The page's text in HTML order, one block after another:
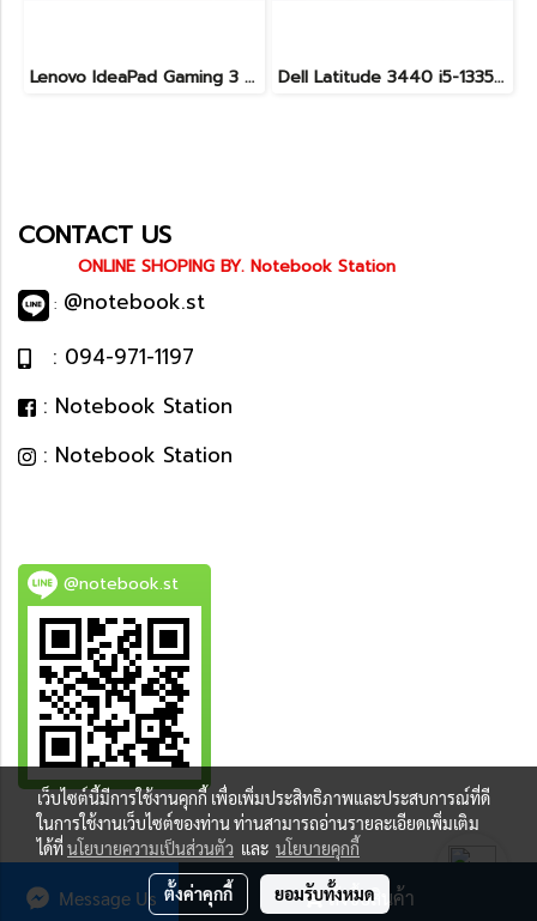
สั่งซื้อสินค้า
Message Us
Lenovo IdeaPad Gaming 3 Ryzen5-5500H RAM16 RTX2050(4GB) 512GB M.2 จอ15.6 FHD 144Hz สเปคเกมมิ่ง คีย์บอร์ดไฟสีRGB เครื่องพร้อมใช้งาน ราคาเพียง 16,900.- Dell Latitude 3440 i5-1335U Ram8 SSD512 จอ14นิ้ว สเปคดี คีย์บอร์ดไฟ เครื่องประมวลผลไวพร้อมใช้งาน เพียง 13,990.-
CONTACT US
ONLINE SHOPING BY. Notebook Station
: @notebook.st
: 094-971-1197
: Notebook Station
: Notebook Station
@notebook.st
BEST DEAL
เว็บไซต์นี้มีการใช้งานคุกกี้ เพื่อเพิ่มประสิทธิภาพและประสบการณ์ที่ดี
ในการใช้งานเว็บไซต์ของท่าน ท่านสามารถอ่านรายละเอียดเพิ่มเติม
ได้ที่นโยบายความเป็นส่วนตัว และ นโยบายคุกกี้
ตั้งค่าคุกกี้ ยอมรับทั้งหมด